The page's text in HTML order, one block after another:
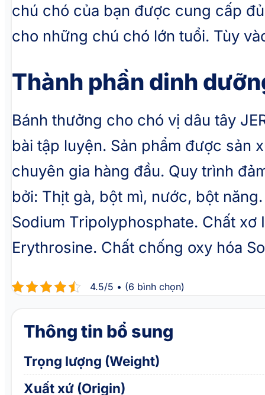
chú chó của bạn được cung cấp
cho những chú chó lớn tuổi. Tùy
Thành phần dinh
Bánh thưởng cho chó vị dâu tây
bài tập luyện. Sản phẩm được sản
chuyên gia hàng đầu. Quy trình
bởi: Thịt gà, bột mì, nước, bột
Sodium Tripolyphosphate. Chất xơ
Erythrosine. Chất chống oxy hóa
4.5/5 • (6 bình chọn)
Thông tin bổ sung
Trọng lượng (Weight)
Xuất xứ (Origin)